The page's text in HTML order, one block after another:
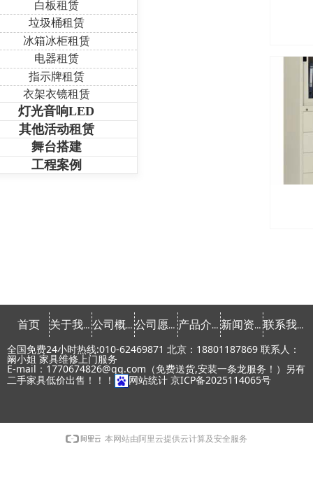
白板租赁
垃圾桶租赁
冰箱冰柜租赁
电器租赁
指示牌租赁
衣架衣镜租赁
灯光音响LED
其他活动租赁
舞台搭建
工程案例
全国免费24小时热线:010-62469871 北京：18801187869 联系人：
阚小姐 家具维修上门服务
E-mail：1770674826@qq.com（免费送货,安装一条龙服务！）另有
二手家具低价出售！！！
网站统计 京ICP备2025114065号
首页 关于我们 公司概念 公司愿景 产品介绍 新闻资讯 联系我们
本网站由阿里云提供云计算及安全服务